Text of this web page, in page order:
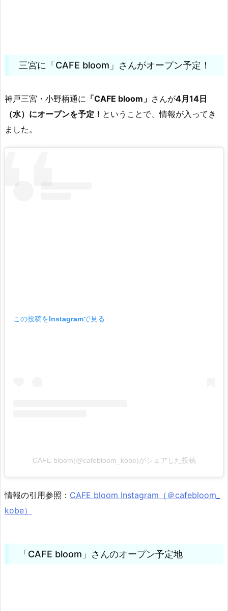
三宮に「CAFE bloom」さんがオープン予定！
神戸三宮・小野柄通に 「CAFE bloom」 さんが4月14日
（水）にオープンを予定！ ということで、情報が入ってき
ました。
この投稿をInstagramで見る
CAFE bloom(@cafebloom_kobe)がシェアした投稿
情報の引用参照： CAFE bloom Instagram（＠cafebloom_
kobe）
「CAFE bloom」さんのオープン予定地